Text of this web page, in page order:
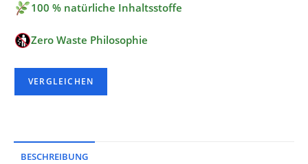
100 % natürliche Inhaltsstoffe
Zero Waste Philosophie
VERGLEICHEN
BESCHREIBUNG